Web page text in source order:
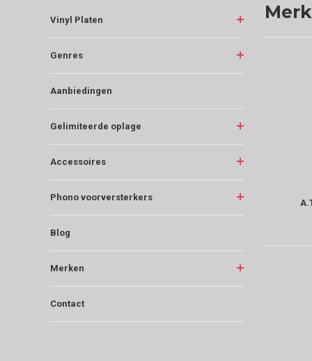
Vinyl Platen
Genres
Aanbiedingen
Gelimiteerde oplage
Accessoires
Phono voorversterkers
Blog
Merken
Contact